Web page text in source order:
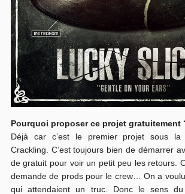
Pourquoi proposer ce projet gratuitement
Déjà car c’est le premier projet sous la
Crackling. C’est toujours bien de démarrer
de gratuit pour voir un petit peu les retours.
demande de prods pour le crew… On a
qui attendaient un truc. Donc le sens